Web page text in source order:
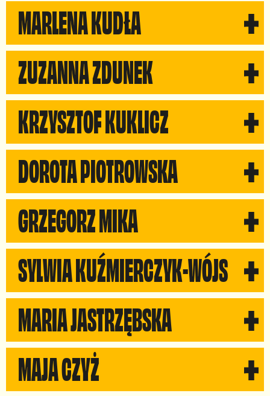
Przewodnicząca Rady Fundacji
MARLENA KUDŁA
Rada Fundacji
ZUZANNA ZDUNEK
Rada Fundacji
KRZYSZTOF KUKLICZ
Wsparcie operacyjne
DOROTA PIOTROWSKA
Rada Fundacji
GRZEGORZ MIKA
Rada Fundacji
SYLWIA KUŹMIERCZYK-WÓJS
Wsparcie operacyjne
MARIA JASTRZĘBSKA
Social media
MAJA CZYŻ